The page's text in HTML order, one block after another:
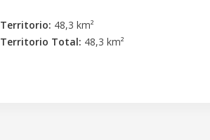
Territorio: 48,3 km²
Territorio Total: 48,3 km²